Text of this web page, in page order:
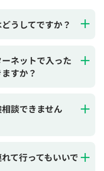
すか？
談できません
て行ってもいいで
りしませんか？